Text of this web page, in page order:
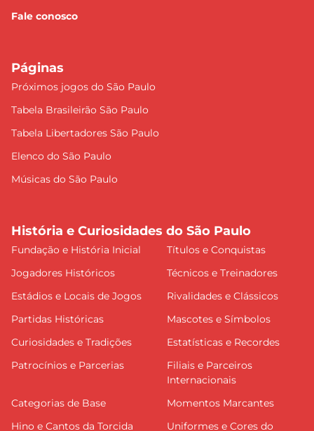
Fale conosco
Páginas
Próximos jogos do São Paulo
Tabela Brasileirão São Paulo
Tabela Libertadores São Paulo
Elenco do São Paulo
Músicas do São Paulo
História e Curiosidades do São Paulo
Fundação e História Inicial
Títulos e Conquistas
Jogadores Históricos
Técnicos e Treinadores
Estádios e Locais de Jogos
Rivalidades e Clássicos
Partidas Históricas
Mascotes e Símbolos
Curiosidades e Tradições
Estatísticas e Recordes
Patrocínios e Parcerias
Filiais e Parceiros
Internacionais
Categorias de Base
Momentos Marcantes
Hino e Cantos da Torcida
Uniformes e Cores do